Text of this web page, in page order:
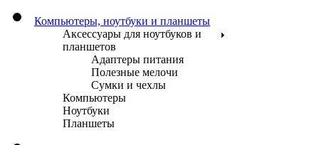
Компьютеры, ноутбуки и планшеты
Аксессуары для ноутбуков и
планшетов
Адаптеры питания
Полезные мелочи
Сумки и чехлы
Компьютеры
Ноутбуки
Планшеты